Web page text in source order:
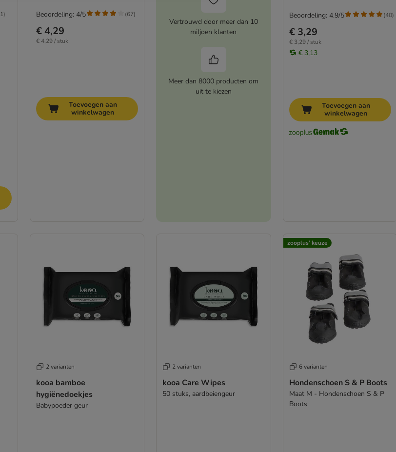
1)
€ 4,29
€ 4,29 / stuk
Beoordeling: 4/5 (67)
Toevoegen aan
winkelwagen
Vertrouwd door meer dan 10
miljoen klanten
Meer dan 8000 producten om
uit te kiezen
€ 3,29
€ 3,29 / stuk
€ 3,13
Beoordeling: 4.9/5 (40)
Toevoegen aan
winkelwagen
2 varianten
kooa bamboe
hygiënedoekjes
Babypoeder geur
2 varianten
kooa Care Wipes
50 stuks, aardbeiengeur
zooplus’ keuze
6 varianten
Hondenschoen S & P Boots
Maat M - Hondenschoen S & P
Boots